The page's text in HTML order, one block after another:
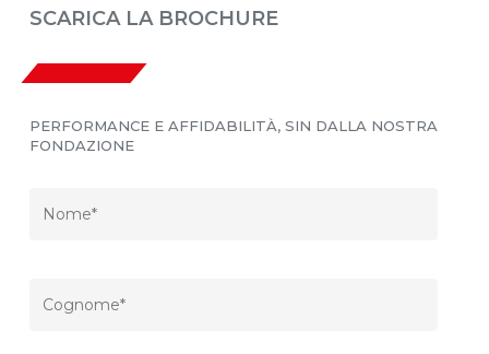
SCARICA LA BROCHURE
PERFORMANCE E AFFIDABILITÀ, SIN DALLA NOSTRA
FONDAZIONE